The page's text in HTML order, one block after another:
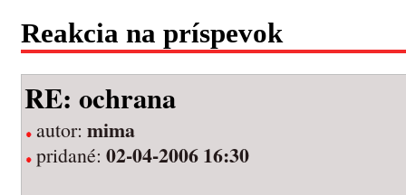
Reakcia na príspevok
RE: ochrana
autor: mima
pridané: 02-04-2006 16:30